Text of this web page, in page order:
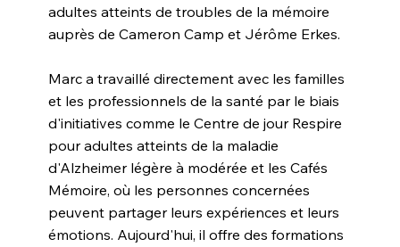
adultes atteints de troubles de la mémoire
auprès de Cameron Camp et Jérôme Erkes.
Marc a travaillé directement avec les familles
et les professionnels de la santé par le biais
d'initiatives comme le Centre de jour Respire
pour adultes atteints de la maladie
d'Alzheimer légère à modérée et les Cafés
Mémoire, où les personnes concernées
peuvent partager leurs expériences et leurs
émotions. Aujourd'hui, il offre des formations